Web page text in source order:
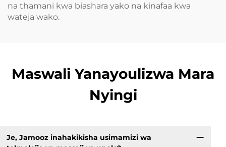
na thamani kwa biashara yako na kinafaa kwa
wateja wako.
Maswali Yanayoulizwa Mara
Nyingi
Je, Jamooz inahakikisha usimamizi wa